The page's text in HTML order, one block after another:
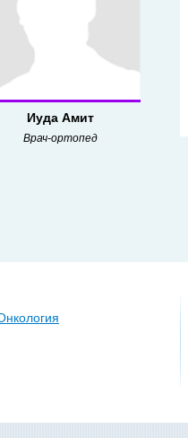
Иуда Амит
Врач-ортопед